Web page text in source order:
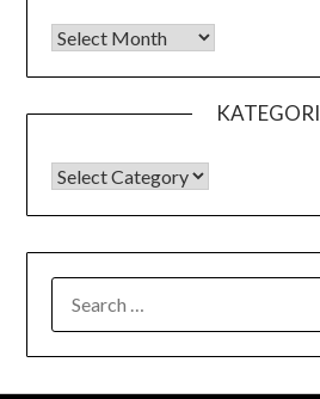
Arsip
KATEGORI
KATEGORI
FOR: